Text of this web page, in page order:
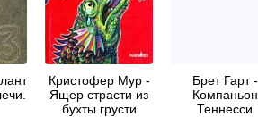
Кристофер Мур -
Ящер страсти из
бухты грусти
Брет Гарт -
Компаньон
Теннесси